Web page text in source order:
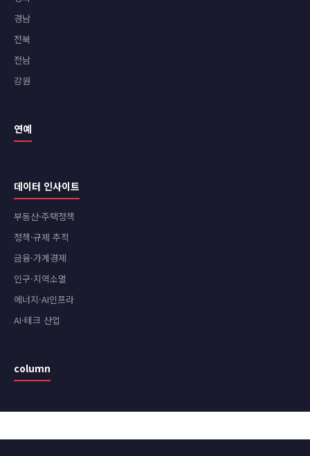
경남
전북
전남
강원
연예
데이터 인사이트
부동산·주택정책
정책·규제 추적
금융·가계경제
인구·지역소멸
에너지·AI인프라
AI·테크 산업
column